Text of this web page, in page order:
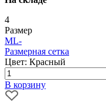
4
Размер
ML-
Размерная сетка
Цвет: Красный
В корзину